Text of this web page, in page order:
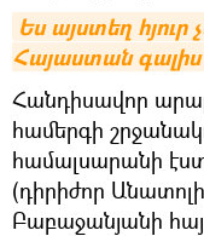
Ես այստեղ հյուր
Հայաստան գալիս և
Հանդիսավոր
համերգի
համալսարանի
(դիրիժոր
Բաբաջանյանի